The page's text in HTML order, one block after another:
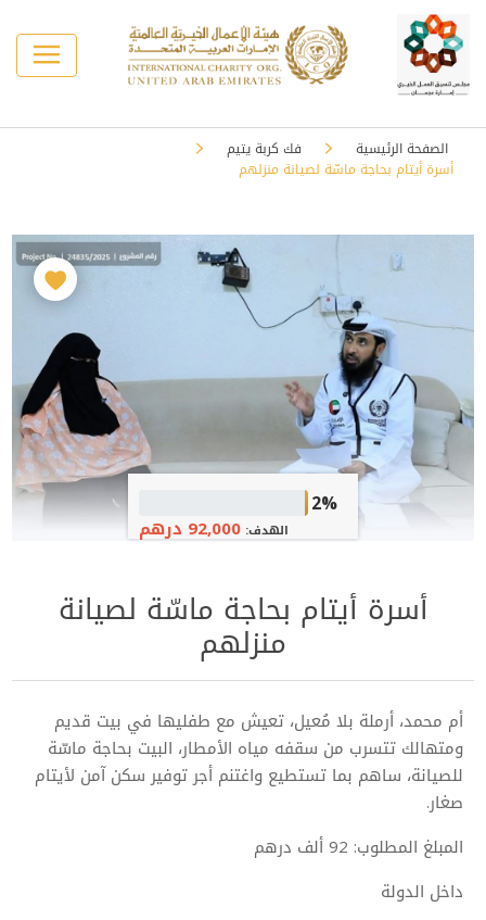
الصفحة الرئيسية
فك كربة يتيم
أسرة أيتام بحاجة ماسّة لصيانة منزلهم
2%
الهدف:92,000 درهم
أسرة أيتام بحاجة ماسّة لصيانة
منزلهم
أم محمد، أرملة بلا مُعيل، تعيش مع طفليها في بيت قديم
ومتهالك تتسرب من سقفه مياه الأمطار، البيت بحاجة ماسّة
للصيانة، ساهم بما تستطيع واغتنم أجر توفير سكن آمن لأيتام
صغار.
المبلغ المطلوب: 92 ألف درهم
داخل الدولة